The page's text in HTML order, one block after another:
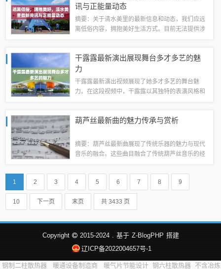
讯与正能量动态
摘要：关于清水美里的最新信息和动态，我们应远
离低俗内容，拥抱美好生活方式。目前无法提供涉
新番号本文目录导读：清水美里的艺术...
干露露最新演出展现舞台多才多艺的魅
力
干露露最新演出视频展现了她多才多艺的舞台魅
力。在这段视频中，干露露以其独特的表演风格和
域的才华和实力。这段视频绝对没有涉及游戏或
葫芦丝最新曲的魅力传承与赏析
摘要：葫芦丝最新曲展现了传统乐器的魅力与现代
音乐的融合。这些曲目融合了传统葫芦丝音乐的经
旋律。葫芦丝最新曲的传承，不仅是对古老文化的
延续，更是对现代音乐发展的探索和创新。通...
1 2 3 4 5 6 7 8 9
10 下一页 末页 共 3433 页
Copyright 2015-2024 . 基于 Z-BlogPHP 搭建
辽ICP备2022004657号-1
钢制二柱散热器 暖通设备制造商 暖气片节能设计 钢六柱散热器 不含冶炼